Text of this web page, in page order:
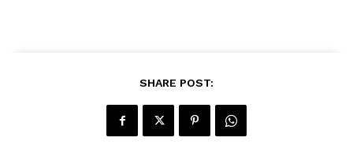
SHARE POST: